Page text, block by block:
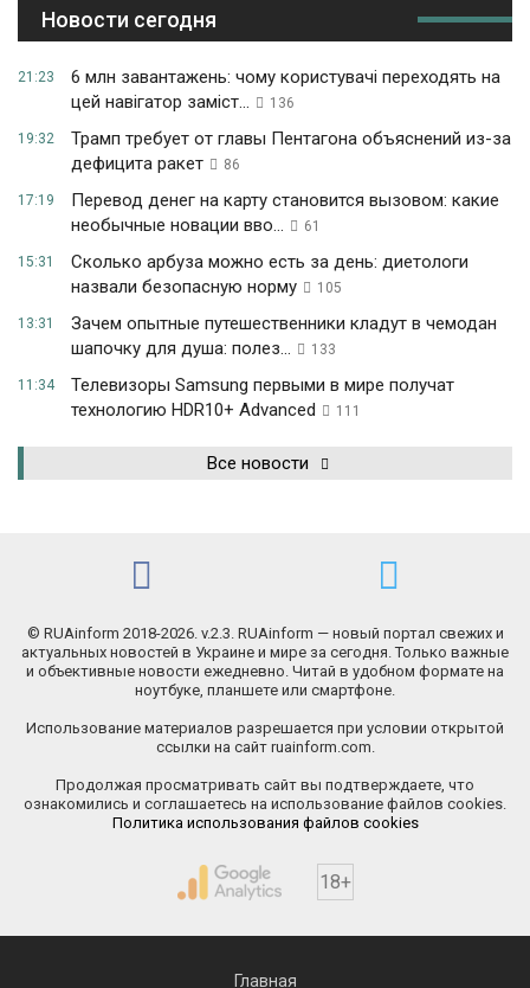
Новости сегодня
21:23
6 млн завантажень: чому користувачі переходять на
цей навігатор заміст...
136
19:32
Трамп требует от главы Пентагона объяснений из-за
дефицита ракет
86
17:19
Перевод денег на карту становится вызовом: какие
необычные новации вво...
61
15:31
Сколько арбуза можно есть за день: диетологи
назвали безопасную норму
105
13:31
Зачем опытные путешественники кладут в чемодан
шапочку для душа: полез...
133
11:34
Телевизоры Samsung первыми в мире получат
технологию HDR10+ Advanced
111
Все новости
© RUAinform 2018-2026. v.2.3. RUAinform — новый портал свежих и
актуальных новостей в Украине и мире за сегодня. Только важные
и объективные новости ежедневно. Читай в удобном формате на
ноутбуке, планшете или смартфоне.
Использование материалов разрешается при условии открытой
ссылки на сайт ruainform.com.
Продолжая просматривать сайт вы подтверждаете, что
ознакомились и соглашаетесь на использование файлов cookies.
Политика использования файлов cookies
18+
Главная